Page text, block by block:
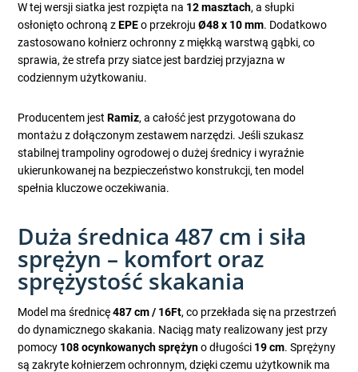
W tej wersji siatka jest rozpięta na 12 masztach, a słupki
osłonięto ochroną zEPEo przekrojuØ48 x 10 mm. Dodatkowo
zastosowano kołnierz ochronny z miękką warstwą gąbki, co
sprawia, że strefa przy siatce jest bardziej przyjazna w
codziennym użytkowaniu.
Producentem jestRamiz, a całość jest przygotowana do
montażu z dołączonym zestawem narzędzi. Jeśli szukasz
stabilnej trampoliny ogrodowej o dużej średnicy i wyraźnie
ukierunkowanej na bezpieczeństwo konstrukcji, ten model
spełnia kluczowe oczekiwania.
Duża średnica 487 cm i siła
sprężyn – komfort oraz
sprężystość skakania
Model ma średnicę487 cm / 16Ft, co przekłada się na przestrzeń
do dynamicznego skakania. Naciąg maty realizowany jest przy
pomocy 108 ocynkowanych sprężyno długości 19 cm. Sprężyny
są zakryte kołnierzem ochronnym, dzięki czemu użytkownik ma